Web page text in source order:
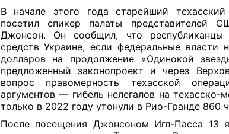
В начале этого года старейший
посетил спикер палаты представителей
Джонсон. Он сообщил, что республиканцы
средств Украине, если федеральные власти
долларов на продолжение «Одинокой
предложенный законопроект и через
вопрос правомерность техасской
аргументов — гибель нелегалов на техасско-
только в 2022 году утонули в Рио-Гранде 860
После посещения Джонсоном Игл-Пасса 13